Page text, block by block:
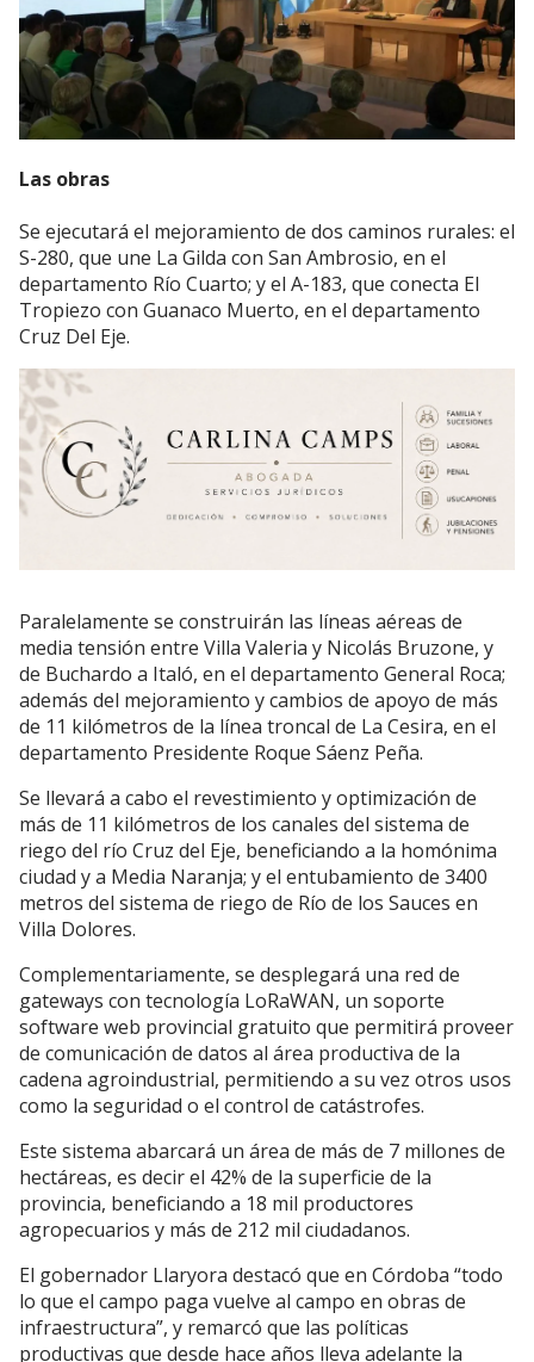
Las obras
Se ejecutará el mejoramiento de dos caminos rurales: el
S-280, que une La Gilda con San Ambrosio, en el
departamento Río Cuarto; y el A-183, que conecta El
Tropiezo con Guanaco Muerto, en el departamento
Cruz Del Eje.
Paralelamente se construirán las líneas aéreas de
media tensión entre Villa Valeria y Nicolás Bruzone, y
de Buchardo a Italó, en el departamento General Roca;
además del mejoramiento y cambios de apoyo de más
de 11 kilómetros de la línea troncal de La Cesira, en el
departamento Presidente Roque Sáenz Peña.
Se llevará a cabo el revestimiento y optimización de
más de 11 kilómetros de los canales del sistema de
riego del río Cruz del Eje, beneficiando a la homónima
ciudad y a Media Naranja; y el entubamiento de 3400
metros del sistema de riego de Río de los Sauces en
Villa Dolores.
Complementariamente, se desplegará una red de
gateways con tecnología LoRaWAN, un soporte
software web provincial gratuito que permitirá proveer
de comunicación de datos al área productiva de la
cadena agroindustrial, permitiendo a su vez otros usos
como la seguridad o el control de catástrofes.
Este sistema abarcará un área de más de 7 millones de
hectáreas, es decir el 42% de la superficie de la
provincia, beneficiando a 18 mil productores
agropecuarios y más de 212 mil ciudadanos.
El gobernador Llaryora destacó que en Córdoba “todo
lo que el campo paga vuelve al campo en obras de
infraestructura”, y remarcó que las políticas
productivas que desde hace años lleva adelante la